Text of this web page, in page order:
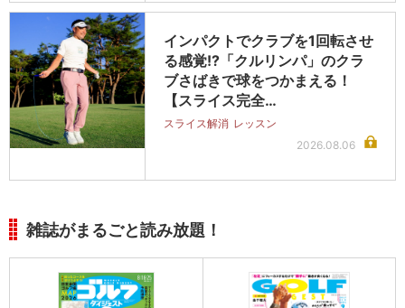
インパクトでクラブを1回転させ
る感覚!?「クルリンパ」のクラ
ブさばきで球をつかまえる！
【スライス完全…
スライス解消 レッスン
2026.08.06
雑誌がまるごと読み放題！